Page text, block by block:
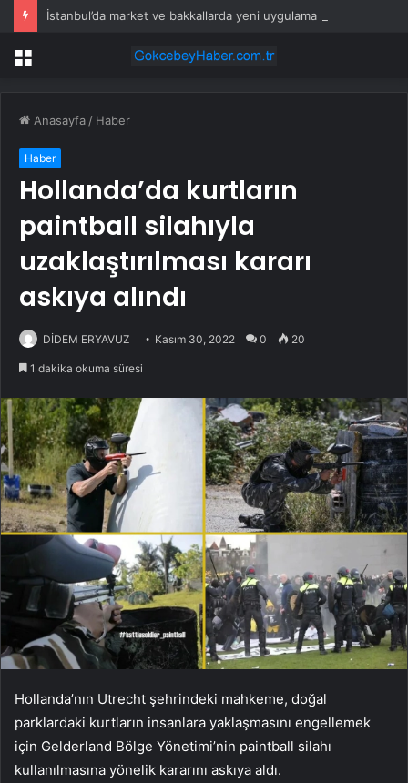
Menü
Anasayfa / Haber
Haber
Hollanda’da kurtların
paintball silahıyla
uzaklaştırılması kararı
askıya alındı
DİDEM ERYAVUZ Kasım 30, 2022 0 20
1 dakika okuma süresi
Hollanda’nın Utrecht şehrindeki mahkeme, doğal
parklardaki kurtların insanlara yaklaşmasını engellemek
için Gelderland Bölge Yönetimi’nin paintball silahı
kullanılmasına yönelik kararını askıya aldı.